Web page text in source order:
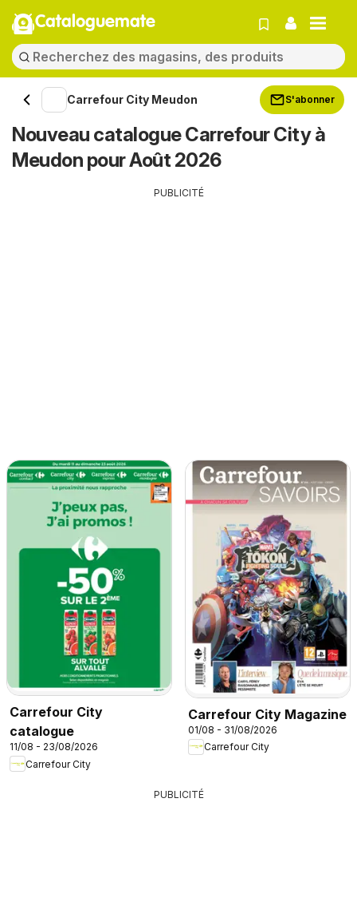
Cataloguemate
Carrefour City Meudon S'abonner
Nouveau catalogue Carrefour City à
Meudon pour Août 2026
PUBLICITÉ
Carrefour City
catalogue
11/08 - 23/08/2026
Carrefour City
Carrefour City Magazine
01/08 - 31/08/2026
Carrefour City
PUBLICITÉ